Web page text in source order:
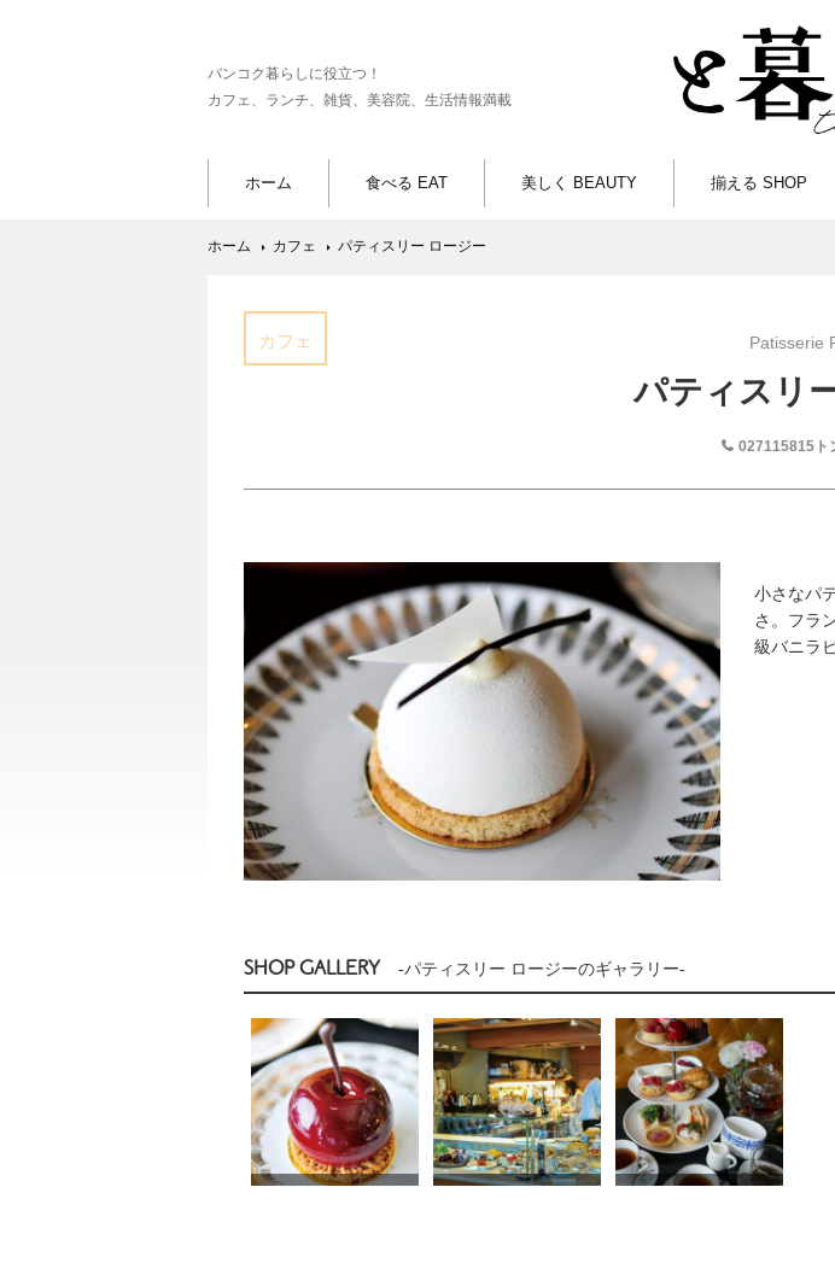
バンコク暮らしに役立つ！
カフェ、ランチ、雑貨、美容院、生活情報満載
ホーム 食べる EAT 美しく BEAUTY 揃える SHOP
ホーム カフェ パティスリー ロージー
カフェ Patisserie
パティスリ
027115815ト
小さなパ
さ。フラ
級バニラ
SHOP GALLERY -パティスリー ロージーのギャラリー-